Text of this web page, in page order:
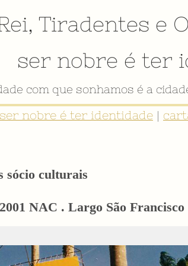
, Tiradentes e
ser nobre é ter
com que sonhamos é a
nobre é ter identidade |
sócio culturais
NAC . Largo São Francisco